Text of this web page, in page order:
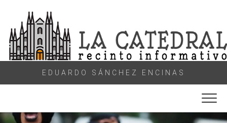
content
EDUARDO SÁNCHEZ ENCINAS